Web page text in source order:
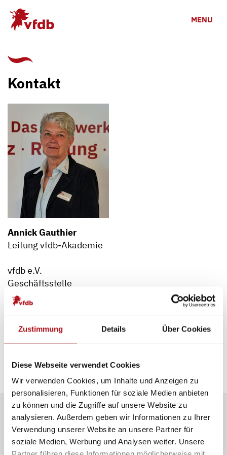
Zustimmung Details Über Cookies
Diese Webseite verwendet Cookies
Wir verwenden Cookies, um Inhalte und Anzeigen zu
personalisieren, Funktionen für soziale Medien anbieten
zu können und die Zugriffe auf unsere Website zu
analysieren. Außerdem geben wir Informationen zu Ihrer
Verwendung unserer Website an unsere Partner für
soziale Medien, Werbung und Analysen weiter. Unsere
Zum Hauptinhalt
MENU
Kontakt
Annick Gauthier
Leitung vfdb-Akademie
vfdb e.V.
Geschäftsstelle
Postfach 4967
48028 Münster
E: gauthier(at)vfdb.de